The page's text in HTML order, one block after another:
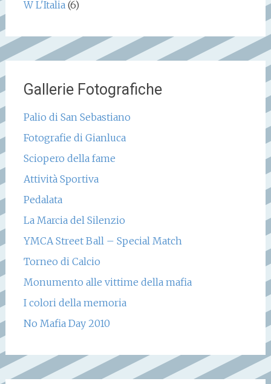
W L'Italia(6)
Gallerie Fotografiche
Palio di San Sebastiano
Fotografie di Gianluca
Sciopero della fame
Attività Sportiva
Pedalata
La Marcia del Silenzio
YMCA Street Ball – Special Match
Torneo di Calcio
Monumento alle vittime della mafia
I colori della memoria
No Mafia Day 2010